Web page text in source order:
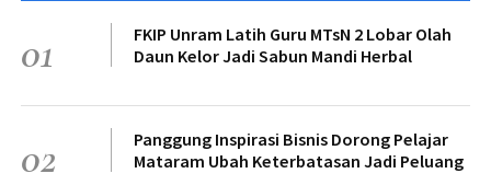
01
FKIP Unram Latih Guru MTsN 2 Lobar Olah
Daun Kelor Jadi Sabun Mandi Herbal
02
Panggung Inspirasi Bisnis Dorong Pelajar
Mataram Ubah Keterbatasan Jadi Peluang